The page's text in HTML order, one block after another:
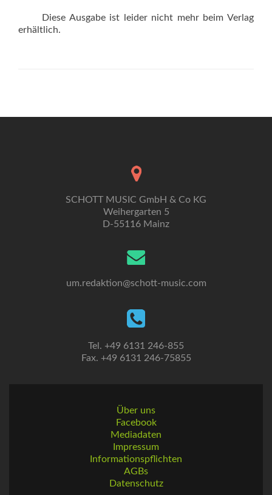
Diese Ausgabe ist leider nicht mehr beim Verlag
erhältlich.
SCHOTT MUSIC GmbH & Co KG
Weihergarten 5
D-55116 Mainz
um.redaktion@schott-music.com
Tel. +49 6131 246-855
Fax. +49 6131 246-75855
Über uns
Facebook
Mediadaten
Impressum
Informationspflichten
AGBs
Datenschutz